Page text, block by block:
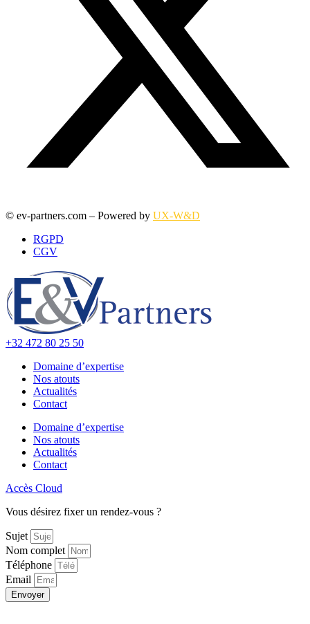
© ev-partners.com – Powered by UX-W&D
RGPD
CGV
+32 472 80 25 50
Domaine d’expertise
Nos atouts
Actualités
Contact
Domaine d’expertise
Nos atouts
Actualités
Contact
Accès Cloud
Vous désirez fixer un rendez-vous ?
Sujet
Nom complet
Téléphone
Email
Envoyer